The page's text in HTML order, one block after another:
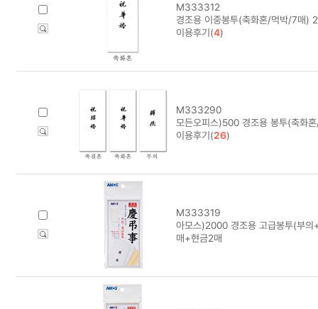
M333312
경조용 이중봉투(축화혼/먹박/7매
이용후기(4)
M333290
모든오피스)500 경조용 봉투(축화
이용후기(26)
M333319
아모스)2000 경조용 고급봉투(부
매+현금2매